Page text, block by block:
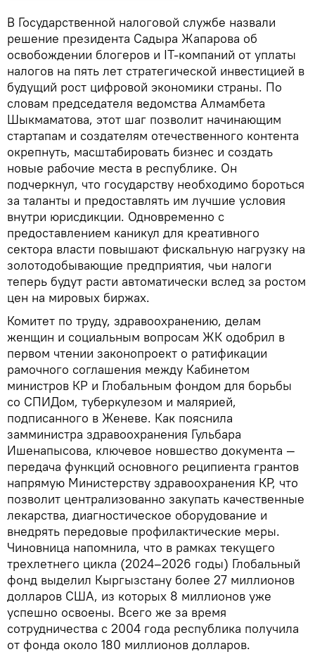
В Государственной налоговой службе назвали
решение президента Садыра Жапарова об
освобождении блогеров и IT-компаний от уплаты
налогов на пять лет стратегической инвестицией в
будущий рост цифровой экономики страны. По
словам председателя ведомства Алмамбета
Шыкмаматова, этот шаг позволит начинающим
стартапам и создателям отечественного контента
окрепнуть, масштабировать бизнес и создать
новые рабочие места в республике. Он
подчеркнул, что государству необходимо бороться
за таланты и предоставлять им лучшие условия
внутри юрисдикции. Одновременно с
предоставлением каникул для креативного
сектора власти повышают фискальную нагрузку на
золотодобывающие предприятия, чьи налоги
теперь будут расти автоматически вслед за ростом
цен на мировых биржах.
Комитет по труду, здравоохранению, делам
женщин и социальным вопросам ЖК одобрил в
первом чтении законопроект о ратификации
рамочного соглашения между Кабинетом
министров КР и Глобальным фондом для борьбы
со СПИДом, туберкулезом и малярией,
подписанного в Женеве. Как пояснила
замминистра здравоохранения Гульбара
Ишенапысова, ключевое новшество документа —
передача функций основного реципиента грантов
напрямую Министерству здравоохранения КР, что
позволит централизованно закупать качественные
лекарства, диагностическое оборудование и
внедрять передовые профилактические меры.
Чиновница напомнила, что в рамках текущего
трехлетнего цикла (2024–2026 годы) Глобальный
фонд выделил Кыргызстану более 27 миллионов
долларов США, из которых 8 миллионов уже
успешно освоены. Всего же за время
сотрудничества с 2004 года республика получила
от фонда около 180 миллионов долларов.